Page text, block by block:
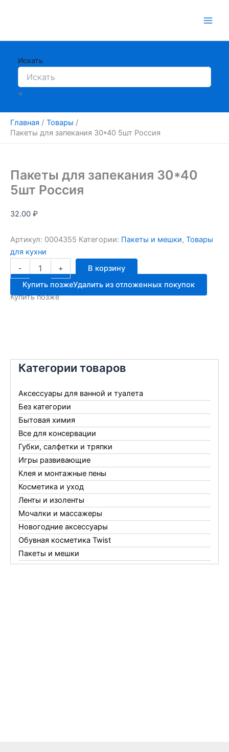
Искать
×
Главная
Товары
Пакеты для запекания 30*40 5шт Россия
Категории товаров
Аксессуары для ванной и туалета
Без категории
Бытовая химия
Все для консервации
Губки, салфетки и тряпки
Игры развивающие
Клея и монтажные пены
Косметика и уход
Ленты и изоленты
Мочалки и массажеры
Новогодние аксессуары
Обувная косметика Twist
Пакеты и мешки
Перчатки
Пакеты для запекания 30*40
5шт Россия
32.00 ₽
Артикул: 0004355 Категории: Пакеты и мешки, Товары
для кухни
-
Количество
товара
Пакеты
для
запекания
+
В корзину
Купить позжеУдалить из отложенных покупок
Купить позже